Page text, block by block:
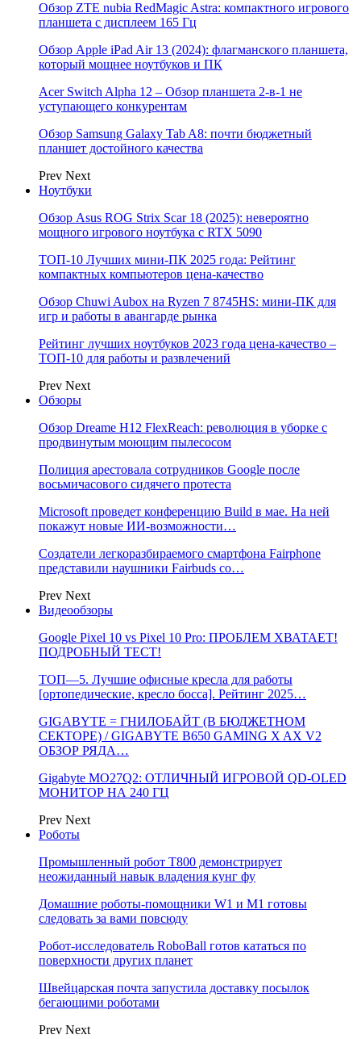
Обзор ZTE nubia RedMagic Astra: компактного игрового
планшета с дисплеем 165 Гц
Обзор Apple iPad Air 13 (2024): флагманского планшета,
который мощнее ноутбуков и ПК
Acer Switch Alpha 12 – Обзор планшета 2-в-1 не
уступающего конкурентам
Обзор Samsung Galaxy Tab A8: почти бюджетный
планшет достойного качества
Prev Next
Ноутбуки
Обзор Asus ROG Strix Scar 18 (2025): невероятно
мощного игрового ноутбука с RTX 5090
ТОП-10 Лучших мини-ПК 2025 года: Рейтинг
компактных компьютеров цена-качество
Обзор Chuwi Aubox на Ryzen 7 8745HS: мини-ПК для
игр и работы в авангарде рынка
Рейтинг лучших ноутбуков 2023 года цена-качество –
ТОП-10 для работы и развлечений
Prev Next
Обзоры
Обзор Dreame H12 FlexReach: революция в уборке с
продвинутым моющим пылесосом
Полиция арестовала сотрудников Google после
восьмичасового сидячего протеста
Microsoft проведет конференцию Build в мае. На ней
покажут новые ИИ-возможности…
Создатели легкоразбираемого смартфона Fairphone
представили наушники Fairbuds со…
Prev Next
Видеообзоры
Google Pixel 10 vs Pixel 10 Pro: ПРОБЛЕМ ХВАТАЕТ!
ПОДРОБНЫЙ ТЕСТ!
ТОП—5. Лучшие офисные кресла для работы
[ортопедические, кресло босса]. Рейтинг 2025…
GIGABYTE = ГНИЛОБАЙТ (В БЮДЖЕТНОМ
СЕКТОРЕ) / GIGABYTE B650 GAMING X AX V2
ОБЗОР РЯДА…
Gigabyte MO27Q2: ОТЛИЧНЫЙ ИГРОВОЙ QD-OLED
МОНИТОР НА 240 ГЦ
Prev Next
Роботы
Промышленный робот Т800 демонстрирует
неожиданный навык владения кунг фу
Домашние роботы-помощники W1 и M1 готовы
следовать за вами повсюду
Робот-исследователь RoboBall готов кататься по
поверхности других планет
Швейцарская почта запустила доставку посылок
бегающими роботами
Prev Next